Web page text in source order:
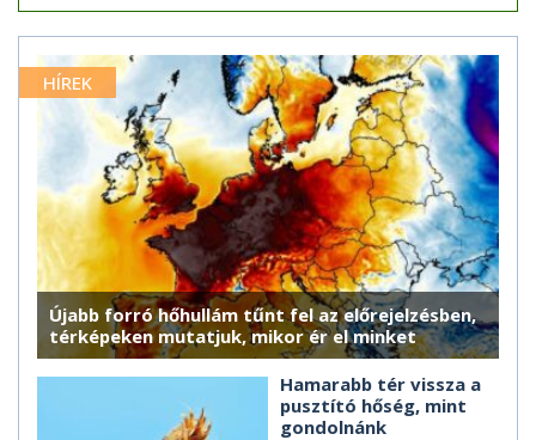
HÍREK
Újabb forró hőhullám tűnt fel az előrejelzésben,
térképeken mutatjuk, mikor ér el minket
Hamarabb tér vissza a
pusztító hőség, mint
gondolnánk